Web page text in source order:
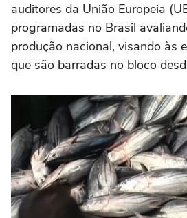
auditores da União Europeia
programadas no Brasil
produção nacional, visando às
que são barradas no bloco